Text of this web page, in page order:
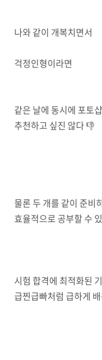
나와 같이 개복치면서
걱정인형이라면
같은 날에 동시에 포토
추천하고 싶진 않다 👎
물론 두 개를 같이 준비
효율적으로 공부할 수
시험 합격에 최적화된
급찐급빠처럼 급하게